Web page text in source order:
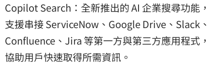
Copilot Search：全新推出的 AI 企業搜尋功能，
支援串接 ServiceNow、Google Drive、Slack、
Confluence、Jira 等第一方與第三方應用程式，
協助用戶快速取得所需資訊。